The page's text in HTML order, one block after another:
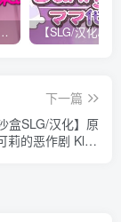
STEAM官方中文版【600M】
下一篇
盒SLG/汉化】原
莉的恶作剧 Klee